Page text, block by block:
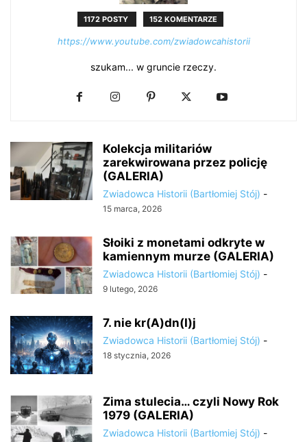
1172 POSTY 152 KOMENTARZE
https://www.youtube.com/zwiadowcahistorii
szukam... w gruncie rzeczy.
Kolekcja militariów
zarekwirowana przez policję
(GALERIA)
Zwiadowca Historii (Bartłomiej Stój) -
15 marca, 2026
Słoiki z monetami odkryte w
kamiennym murze (GALERIA)
Zwiadowca Historii (Bartłomiej Stój) -
9 lutego, 2026
7. nie kr(A)dn(I)j
Zwiadowca Historii (Bartłomiej Stój) -
18 stycznia, 2026
Zima stulecia… czyli Nowy Rok
1979 (GALERIA)
Zwiadowca Historii (Bartłomiej Stój) -